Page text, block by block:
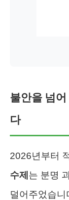
불안을 넘
다
2026년부터
수제 는 분명
덜어주었습